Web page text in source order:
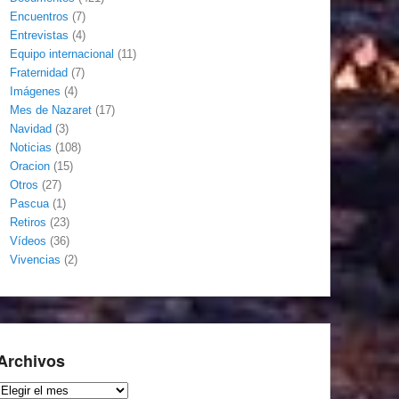
Encuentros (7)
Entrevistas (4)
Equipo internacional (11)
Fraternidad (7)
Imágenes (4)
Mes de Nazaret (17)
Navidad (3)
Noticias (108)
Oracion (15)
Otros (27)
Pascua(1)
Retiros (23)
Vídeos (36)
Vivencias (2)